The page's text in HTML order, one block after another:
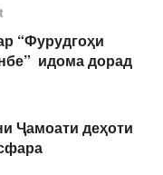
“Фурудгоҳи
идома дорад
Ҷамоати деҳоти